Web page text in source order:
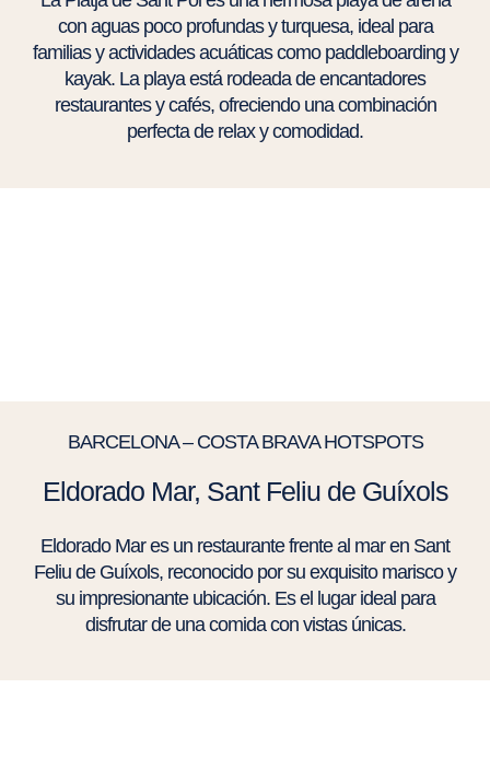
con aguas poco profundas y turquesa, ideal para
familias y actividades acuáticas como paddleboarding y
kayak. La playa está rodeada de encantadores
restaurantes y cafés, ofreciendo una combinación
perfecta de relax y comodidad.
BARCELONA – COSTA BRAVA HOTSPOTS
Eldorado Mar, Sant Feliu de Guíxols
Eldorado Mar es un restaurante frente al mar en Sant
Feliu de Guíxols, reconocido por su exquisito marisco y
su impresionante ubicación. Es el lugar ideal para
disfrutar de una comida con vistas únicas.